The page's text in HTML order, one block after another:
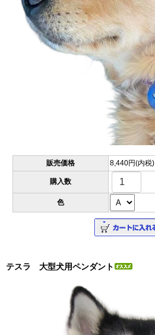
販売価格 8,440円(内税)
購入数
色
テスラ 大型犬用ペンダント